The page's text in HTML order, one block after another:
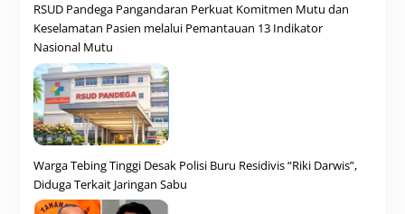
RSUD Pandega Pangandaran Perkuat Komitmen Mutu dan
Keselamatan Pasien melalui Pemantauan 13 Indikator
Nasional Mutu
Warga Tebing Tinggi Desak Polisi Buru Residivis “Riki Darwis”,
Diduga Terkait Jaringan Sabu